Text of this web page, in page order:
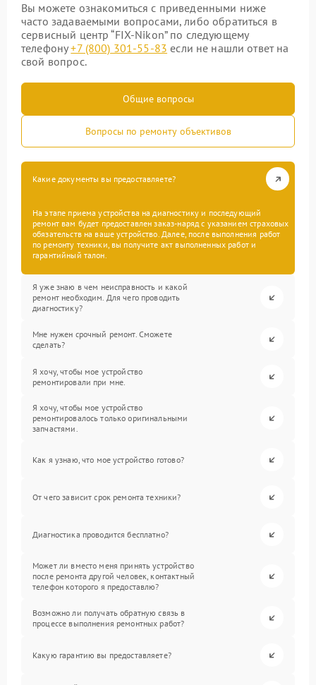
Вы можете ознакомиться с приведенными ниже
часто задаваемыми вопросами, либо обратиться в
сервисный центр “FIX-Nikon” по следующему
телефону+7 (800) 301-55-83 если не нашли ответ на
свой вопрос.
Общие вопросы
Вопросы по ремонту объективов
Какие документы вы предоставляете?
На этапе приема устройства на диагностику и последующий
ремонт вам будет предоставлен заказ-наряд с указанием страховых
обязательств на ваше устройство. Далее, после выполнения работ
по ремонту техники, вы получите акт выполненных работ и
гарантийный талон.
Я уже знаю в чем неисправность и какой
ремонт необходим. Для чего проводить
диагностику?
Мне нужен срочный ремонт. Сможете
сделать?
Я хочу, чтобы мое устройство
ремонтировали при мне.
Я хочу, чтобы мое устройство
ремонтировалось только оригинальными
запчастями.
Как я узнаю, что мое устройство готово?
От чего зависит срок ремонта техники?
Диагностика проводится бесплатно?
Может ли вместо меня принять устройство
после ремонта другой человек, контактный
телефон которого я предоставлю?
Возможно ли получать обратную связь в
процессе выполнения ремонтных работ?
Какую гарантию вы предоставляете?